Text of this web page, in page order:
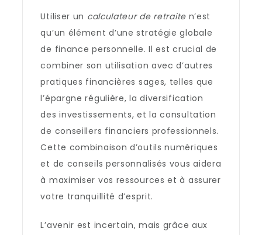
Utiliser un calculateur de retraiten’est
qu’un élément d’une stratégie globale
de finance personnelle. Il est crucial de
combiner son utilisation avec d’autres
pratiques financières sages, telles que
l’épargne régulière, la diversification
des investissements, et la consultation
de conseillers financiers professionnels.
Cette combinaison d’outils numériques
et de conseils personnalisés vous aidera
à maximiser vos ressources et à assurer
votre tranquillité d’esprit.
L’avenir est incertain, mais grâce aux